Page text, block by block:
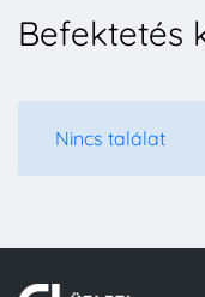
Befektetés
Nincs találat